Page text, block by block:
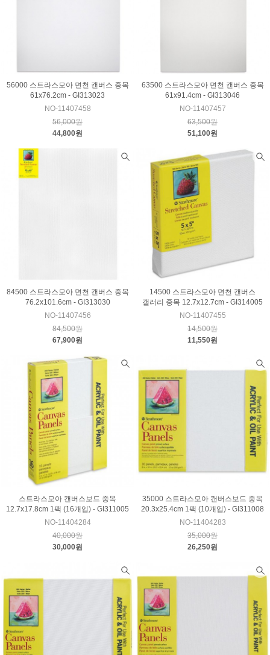
56000 스트라스모아 면천 캔버스 중목
61x76.2cm - GI313023
NO-11407458
56,000원
44,800원
63500 스트라스모아 면천 캔버스 중목
61x91.4cm - GI313046
NO-11407457
63,500원
51,100원
84500 스트라스모아 면천 캔버스 중목
76.2x101.6cm - GI313030
NO-11407456
84,500원
67,900원
14500 스트라스모아 면천 캔버스
갤러리 중목 12.7x12.7cm - GI314005
NO-11407455
14,500원
11,550원
스트라스모아 캔버스보드 중목
12.7x17.8cm 1팩 (16개입) - GI311005
NO-11404284
40,000원
30,000원
35000 스트라스모아 캔버스보드 중목
20.3x25.4cm 1팩 (10개입) - GI311008
NO-11404283
35,000원
26,250원